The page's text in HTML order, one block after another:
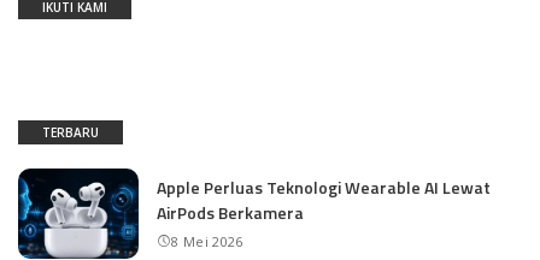
IKUTI KAMI
TERBARU
Apple Perluas Teknologi Wearable AI Lewat
AirPods Berkamera
8 Mei 2026